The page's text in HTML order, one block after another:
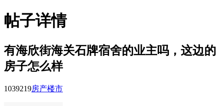
帖子详情
有海欣街海关石牌宿舍的业主吗，这边的
房子怎么样
1039219房产楼市